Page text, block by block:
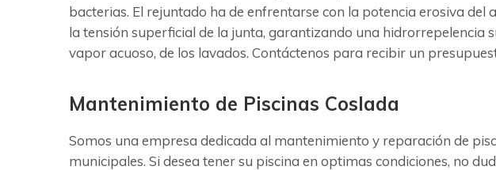
bacterias. El rejuntado ha de enfrentarse con la potencia erosiva
la tensión superficial de la junta, garantizando una hidrorrepelencia
vapor acuoso, de los lavados. Contáctenos para recibir un
Mantenimiento de Piscinas Coslada
Somos una empresa dedicada al mantenimiento y reparación de
municipales. Si desea tener su piscina en optimas condiciones, no